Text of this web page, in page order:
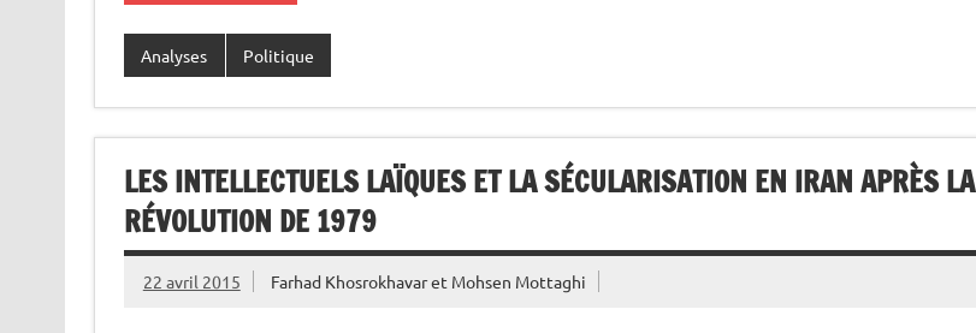
Analyses Politique
LES INTELLECTUELS LAÏQUES ET LA SÉCULARISATION EN IRAN APRÈS LA
RÉVOLUTION DE 1979
22 avril 2015 Farhad Khosrokhavaret Mohsen Mottaghi